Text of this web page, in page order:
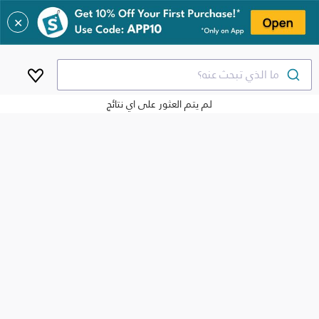
✕
ما الذي تبحث عنه؟
لم يتم العثور على اي نتائج